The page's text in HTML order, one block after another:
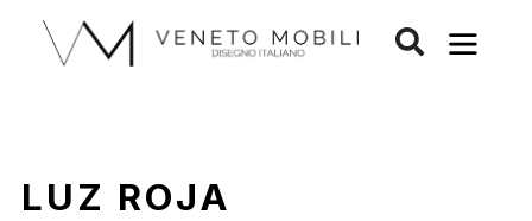
contenido
LUZ ROJA